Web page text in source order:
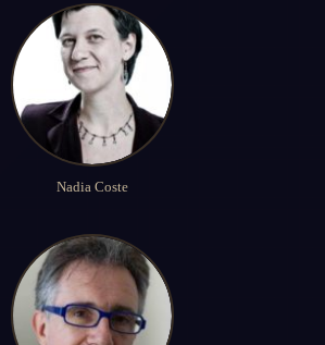
Nadia Coste